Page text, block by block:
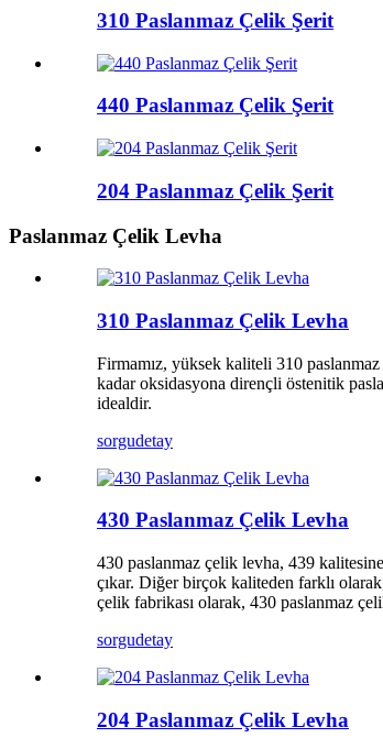
310 Paslanmaz Çelik Şerit
440 Paslanmaz Çelik Şerit
204 Paslanmaz Çelik Şerit
Paslanmaz Çelik Levha
310 Paslanmaz Çelik Levha
Firmamız, yüksek kaliteli 310
kadar oksidasyona dirençli östenitik
idealdir.
sorgudetay
430 Paslanmaz Çelik Levha
430 paslanmaz çelik levha, 439
çıkar. Diğer birçok kaliteden farklı
çelik fabrikası olarak, 430 paslanmaz
sorgudetay
204 Paslanmaz Çelik Levha